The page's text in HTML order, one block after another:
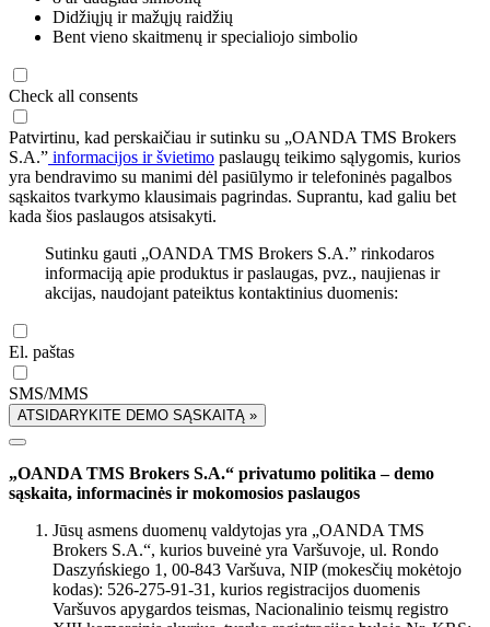
Didžiųjų ir mažųjų raidžių
Bent vieno skaitmenų ir specialiojo simbolio
Check all consents
Patvirtinu, kad perskaičiau ir sutinku su „OANDA TMS Brokers
S.A.” informacijos ir švietimo paslaugų teikimo sąlygomis, kurios
yra bendravimo su manimi dėl pasiūlymo ir telefoninės pagalbos
sąskaitos tvarkymo klausimais pagrindas. Suprantu, kad galiu bet
kada šios paslaugos atsisakyti.
Sutinku gauti „OANDA TMS Brokers S.A.” rinkodaros
informaciją apie produktus ir paslaugas, pvz., naujienas ir
akcijas, naudojant pateiktus kontaktinius duomenis:
El. paštas
SMS/MMS
ATSIDARYKITE DEMO SĄSKAITĄ »
„OANDA TMS Brokers S.A.“ privatumo politika – demo
sąskaita, informacinės ir mokomosios paslaugos
Jūsų asmens duomenų valdytojas yra „OANDA TMS
Brokers S.A.“, kurios buveinė yra Varšuvoje, ul. Rondo
Daszyńskiego 1, 00-843 Varšuva, NIP (mokesčių mokėtojo
kodas): 526-275-91-31, kurios registracijos duomenis
Varšuvos apygardos teismas, Nacionalinio teismų registro